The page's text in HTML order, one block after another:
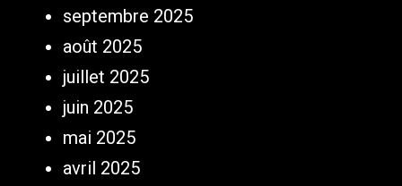
septembre 2025
août 2025
juillet 2025
juin 2025
mai 2025
avril 2025